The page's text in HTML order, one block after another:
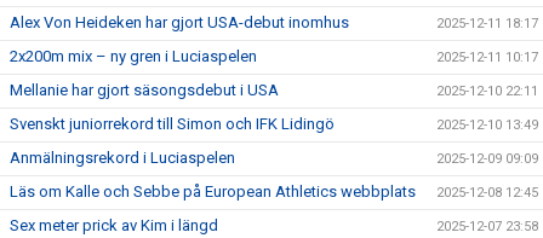
Alex Von Heideken har gjort USA-debut inomhus 2025-12-11 18:17
2x200m mix – ny gren i Luciaspelen 2025-12-11 10:17
Mellanie har gjort säsongsdebut i USA 2025-12-10 22:11
Svenskt juniorrekord till Simon och IFK Lidingö 2025-12-10 13:49
Anmälningsrekord i Luciaspelen 2025-12-09 09:09
Läs om Kalle och Sebbe på European Athletics webbplats 2025-12-08 12:45
Sex meter prick av Kim i längd 2025-12-07 23:58